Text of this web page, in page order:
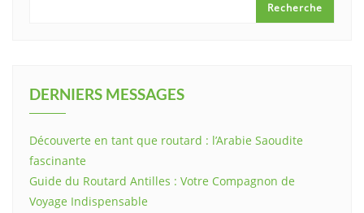
Recherche
DERNIERS MESSAGES
Découverte en tant que routard : l’Arabie Saoudite
fascinante
Guide du Routard Antilles : Votre Compagnon de
Voyage Indispensable